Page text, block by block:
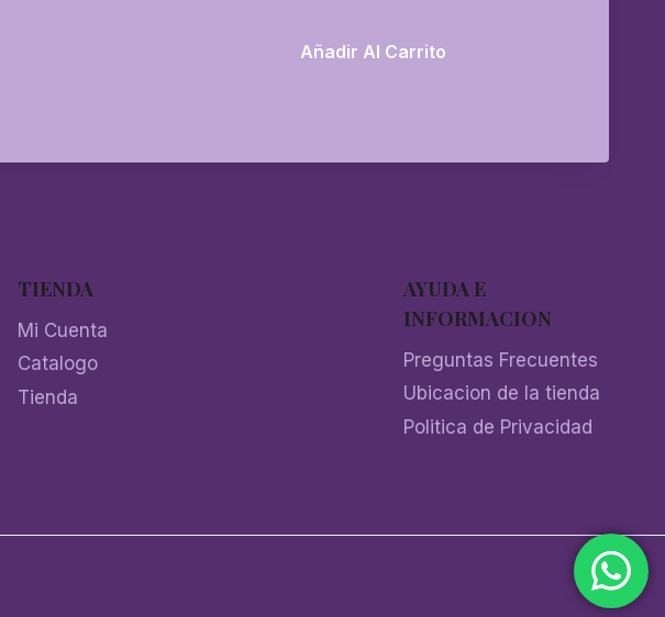
Añadir Al Carrito
TIENDA
Mi Cuenta
Catalogo
Tienda
AYUDA E
INFORMACION
Preguntas Frecuentes
Ubicacion de la tienda
Politica de Privacidad